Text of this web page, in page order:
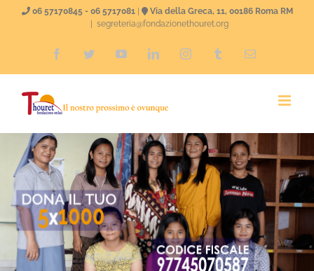
Salta
06 57170845 - 06 5717081|
Via della Greca, 11, 00186 Roma RM
segreteria@fondazionethouret.org
FacebookTwitterYouTubeLinkedInInstagramTumblrEmail